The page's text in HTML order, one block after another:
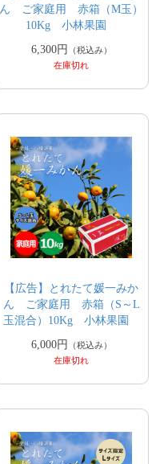
ん ご家庭用 赤箱（M玉）
10Kg 小林果園
6,300円
（税込み）
在庫切れ
【広告】とれたて媛一みか
ん ご家庭用 赤箱（S～L
玉混合）10Kg 小林果園
6,000円
（税込み）
在庫切れ